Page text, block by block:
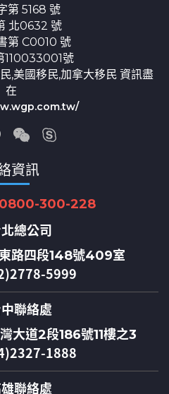
第 5168 號
北0632 號
第 C0010 號
110033001號
,美國移民,加拿大移民 資訊盡
在
資訊
0800-300-228
總公司
路四段148號409室
5999
聯絡處
大道2段186號11樓之3
1888
聯絡處